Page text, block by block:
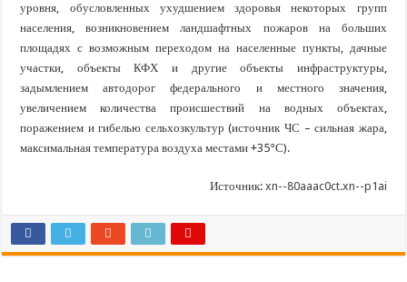
уровня, обусловленных ухудшением здоровья некоторых групп
населения, возникновением ландшафтных пожаров на больших
площадях с возможным переходом на населенные пункты, дачные
участки, объекты КФХ и другие объекты инфраструктуры,
задымлением автодорог федерального и местного значения,
увеличением количества происшествий на водных объектах,
поражением и гибелью сельхозкультур (источник ЧС – сильная жара,
максимальная температура воздуха местами +35°С).
Источник: xn--80aaac0ct.xn--p1ai